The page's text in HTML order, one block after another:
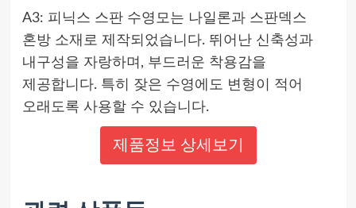
A3: 피닉스 스판 수영모는 나일론과 스판덱스
혼방 소재로 제작되었습니다. 뛰어난 신축성과
내구성을 자랑하며, 부드러운 착용감을
제공합니다. 특히 잦은 수영에도 변형이 적어
오래도록 사용할 수 있습니다.
제품정보 상세보기